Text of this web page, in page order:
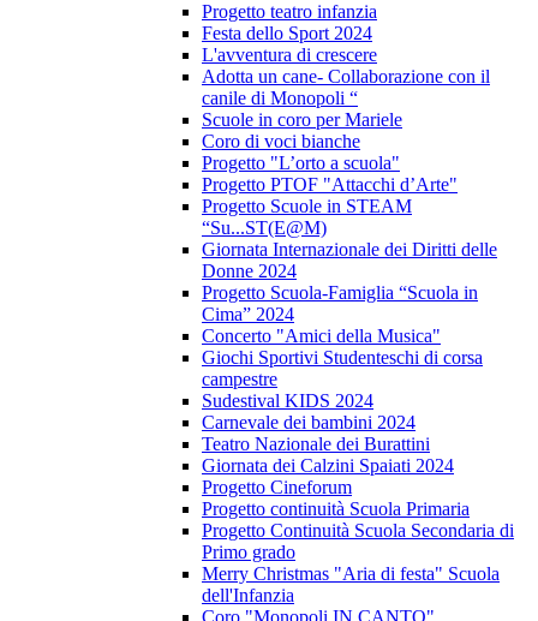
Progetto teatro infanzia
Festa dello Sport 2024
L'avventura di crescere
Adotta un cane- Collaborazione con il
canile di Monopoli “
Scuole in coro per Mariele
Coro di voci bianche
Progetto "L’orto a scuola"
Progetto PTOF "Attacchi d’Arte"
Progetto Scuole in STEAM
“Su...ST(E@M)
Giornata Internazionale dei Diritti delle
Donne 2024
Progetto Scuola-Famiglia “Scuola in
Cima” 2024
Concerto "Amici della Musica"
Giochi Sportivi Studenteschi di corsa
campestre
Sudestival KIDS 2024
Carnevale dei bambini 2024
Teatro Nazionale dei Burattini
Giornata dei Calzini Spaiati 2024
Progetto Cineforum
Progetto continuità Scuola Primaria
Progetto Continuità Scuola Secondaria di
Primo grado
Merry Christmas "Aria di festa" Scuola
dell'Infanzia